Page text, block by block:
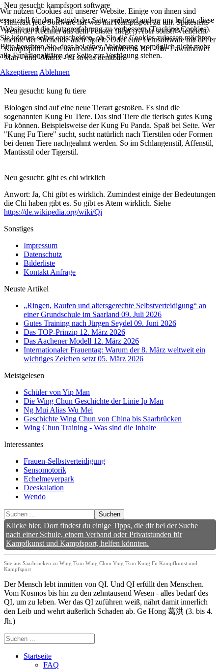
Neu gesucht: kampfsport software
Hm..fast jede Software hat was mit Kampfsport zu tun. Spätestens
wenn der Rechner aus dem Fenster fliegt ;) Aber sonst? Vielleicht
meinte der Suchende auch Spiele. Oder eine Lernsoftware mit der er
Kampfsport lernen kann ohne zu trainieren. Bei -The Lawnmower
Man - und -Matrix - ist sowas denkbar.
Neu gesucht: kung fu tiere
Biologen sind auf eine neue Tierart gestoßen. Es sind die
sogenannten Kung Fu Tiere. Das sind Tiere die tierisch gutes Kung
Fu können. Beispielsweise der Kung Fu Panda. Spaß bei Seite. Wer
"Kung Fu Tiere" sucht, sucht natürlich nach Tierstilen oder Formen
bei denen Tiere nachgeahmt werden. So im Schlangenstil, Affenstil,
Mantisstil oder Tigerstil.
Neu gesucht: gibt es chi wirklich
Anwort: Ja, Chi gibt es wirklich. Zumindest einige der Bedeutungen
die Chi haben gibt es. So gibt es Atem wirklich. Siehe
https://de.wikipedia.org/wiki/Qi
Sonstiges
Impressum
Datenschutz
Bilderliste
Kontakt Anfrage
Neuste Artikel
„Ringen, Raufen und altersgerechte Selbstverteidigung“ an
einer Grundschule im Saarland 09. Juli 2026
Gutes Training nach Jürgen Seydel 09. Juni 2026
Das TOP-Prinzip 12. März 2026
Das Aachener Modell 12. März 2026
Internationaler Frauentag: Warum der 8. März weltweit ein
wichtiges Zeichen setzt 05. März 2026
Meistgelesen
Schüler von Yip Man
Die Wing Chun Geschichte der Linie Ip Man
Ng Mui Alias Wu Mei
Geschichte Wing Chun von China bis Saarbrücken
Wing Chun Training - Was sind die Inhalte
Interessantes
Frauen-Selbstverteidigung
Sensomotorik
Echelmeyerpark
Deeskalation
Wendo
Suchen
Klicke hier. Dort findest du einige Tipps, die dir bei der Suche
nach einer Schule, einem Verband oder Privatstunden für
Kampfkunst und Kampfsport, helfen könnten.
Site aus Saarbrücken zu Wing Tsun Wing Chun Ving Tsun Kung Fu Kampfkunst und
Kampfsport
Der Mensch lebt inmitten von QI. Und QI erfüllt den Menschen.
Vom Kosmos bis hin zu den zehntausend Wesen - alles bedarf des
QI, um zu leben. Wer das QI zuführen weiß, nährt damit innerlich
den Leib und wehrt äußerlich Schaden ab. Ge Hong 葛洪 (3. bis 4.
Jh.)
Startseite
FAQ
Wir nutzen Cookies auf unserer Website. Einige von ihnen sind
essenziell für den Betrieb der Seite, während andere uns helfen, diese
Website und die Nutzererfahrung zu verbessern (Tracking Cookies).
Sie können selbst entscheiden, ob Sie die Cookies zulassen möchten.
Bitte beachten Sie, dass bei einer Ablehnung womöglich nicht mehr
alle Funktionalitäten der Seite zur Verfügung stehen.
Akzeptieren Ablehnen